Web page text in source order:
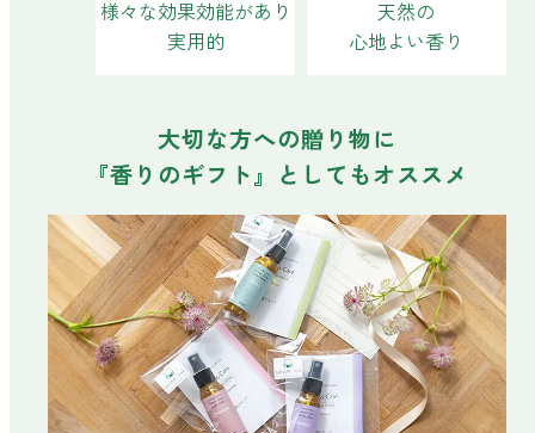
forクリーン
様々な効果効能があり
実用的
天然の
心地よい香り
大切な方への贈り物に
『香りのギフト』としてもオススメ